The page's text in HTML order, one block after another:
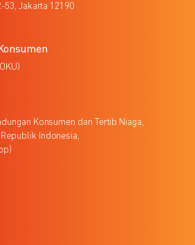
53, Jakarta 12190
Konsumen dan Tertib Niaga,
Indonesia,